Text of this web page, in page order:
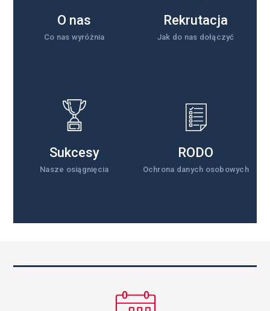
O nas
Co nas wyróżnia
Rekrutacja
Jak do nas dołączyć
Sukcesy
Nasze osiągnięcia
RODO
Ochrona danych osobowych